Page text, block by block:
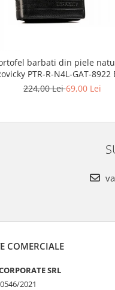
barbati din piele
PTR-R-N4L-GAT-8922
224,00 Lei69,00 Lei
COMERCIALE
SRL
2021